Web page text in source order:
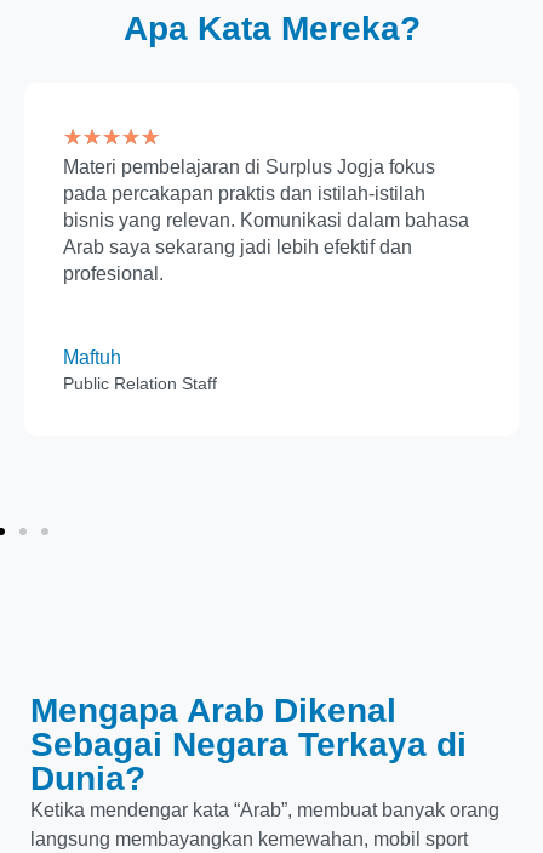
Apa Kata Mereka?
★★★★★
Materi pembelajaran di Surplus Jogja fokus
pada percakapan praktis dan istilah-istilah
bisnis yang relevan. Komunikasi dalam bahasa
Arab saya sekarang jadi lebih efektif dan
profesional.
Maftuh
Public Relation Staff
Mengapa Arab Dikenal
Sebagai Negara Terkaya di
Dunia?
Ketika mendengar kata “Arab”, membuat banyak orang
langsung membayangkan kemewahan, mobil sport